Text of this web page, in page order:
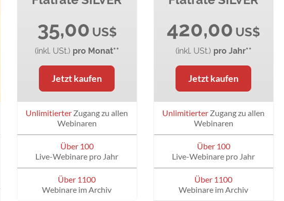
35,00US$
(inkl. USt.) pro Monat**
Jetzt kaufen
Unlimitierter Zugang zu allen
Webinaren
Über 100
Live-Webinare pro Jahr
Über 1100
Webinare im Archiv
420,00US$
(inkl. USt.) pro Jahr**
Jetzt kaufen
Unlimitierter Zugang zu allen
Webinaren
Über 100
Live-Webinare pro Jahr
Über 1100
Webinare im Archiv